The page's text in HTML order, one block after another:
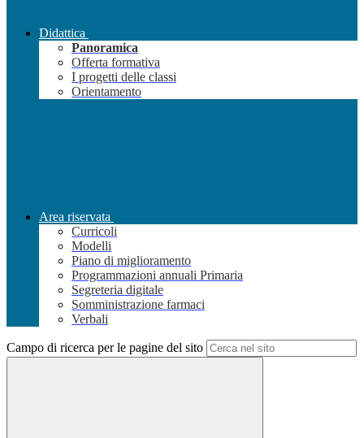
Didattica
Panoramica
Offerta formativa
I progetti delle classi
Orientamento
Area riservata
Curricoli
Modelli
Piano di miglioramento
Programmazioni annuali Primaria
Segreteria digitale
Somministrazione farmaci
Verbali
Campo di ricerca per le pagine del sito